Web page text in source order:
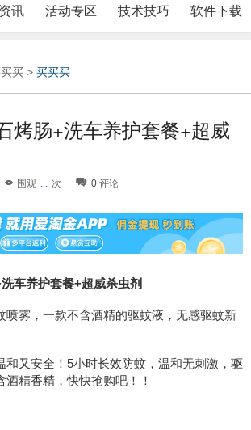
讯 活动专区 技术技巧 软件下载
买 > 买买买
烤肠+洗车养护套餐+超威
围观 ... 次 0 评论
车养护套餐+超威杀虫剂
喷雾，一款不含酒精的驱蚊液，无感驱蚊新
和又安全！5小时长效防蚊，温和无刺激，驱
精香精，快快抢购吧！！